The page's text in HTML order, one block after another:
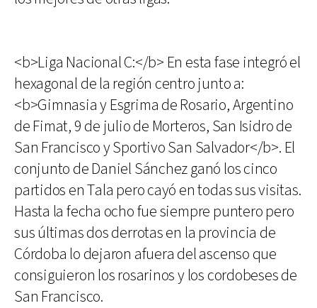
<b>Liga Nacional C:</b> En esta fase integró el
hexagonal de la región centro junto a:
<b>Gimnasia y Esgrima de Rosario, Argentino
de Fimat, 9 de julio de Morteros, San Isidro de
San Francisco y Sportivo San Salvador</b>. El
conjunto de Daniel Sánchez ganó los cinco
partidos en Tala pero cayó en todas sus visitas.
Hasta la fecha ocho fue siempre puntero pero
sus últimas dos derrotas en la provincia de
Córdoba lo dejaron afuera del ascenso que
consiguieron los rosarinos y los cordobeses de
San Francisco.